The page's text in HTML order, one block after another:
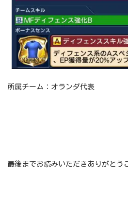
所属チーム：オランダ代表
最後までお読みいただきありがとう